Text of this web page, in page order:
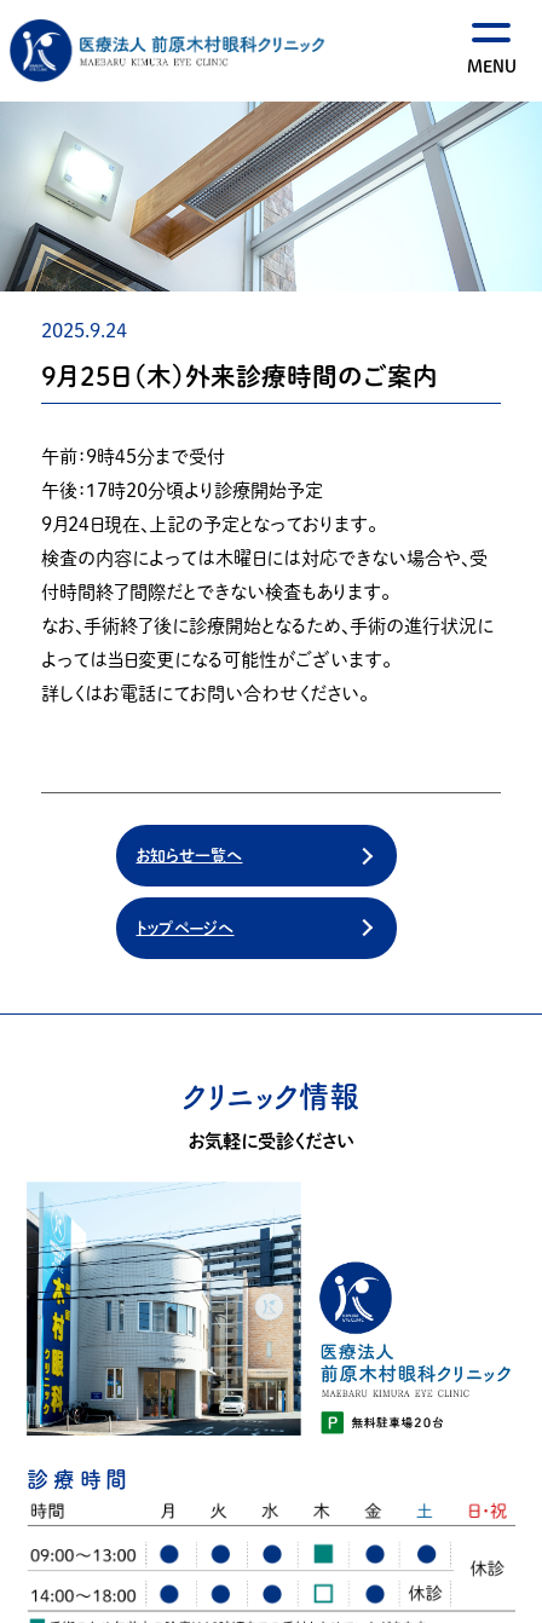
2025.9.24
９月２５日（木）外来診療時間のご案内
午前：９時４５分まで受付
午後：１７時２０分頃より診療開始予定
９月２４日現在、上記の予定となっております。
検査の内容によっては木曜日には対応できない場合や、受
付時間終了間際だとできない検査もあります。
なお、手術終了後に診療開始となるため、手術の進行状況に
よっては当日変更になる可能性がございます。
詳しくはお電話にてお問い合わせください。
お知らせ一覧へ
トップページへ
クリニック情報
お気軽に受診ください
診療時間